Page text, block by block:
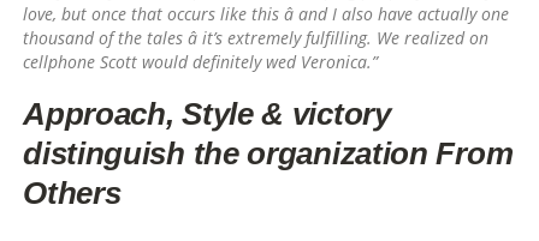
love, but once that occurs like this â and I also have actually one
thousand of the tales â it’s extremely fulfilling. We realized on
cellphone Scott would definitely wed Veronica.”
Approach, Style & victory
distinguish the organization From
Others